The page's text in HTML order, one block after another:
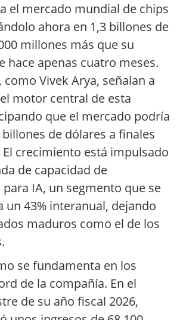
el mercado mundial de chips
ahora en 1,3 billones de
millones más que su
hace apenas cuatro meses.
como Vivek Arya, señalan a
motor central de esta
que el mercado podría
de dólares a finales
El crecimiento está impulsado
de capacidad de
IA, un segmento que se
un 43% interanual, dejando
maduros como el de los
se fundamenta en los
de la compañía. En el
de su año fiscal 2026,